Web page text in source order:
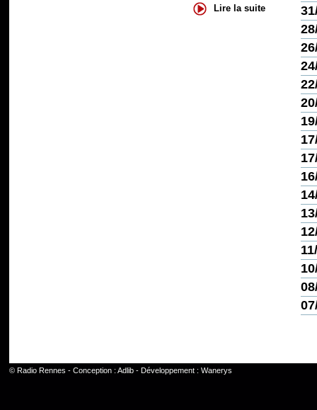
Lire la suite
© Radio Rennes - Conception : Adlib- Développement : Wanerys